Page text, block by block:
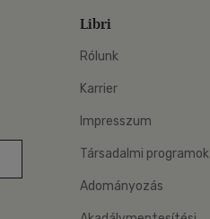
Libri
Rólunk
Karrier
Impresszum
Társadalmi programok
Adományozás